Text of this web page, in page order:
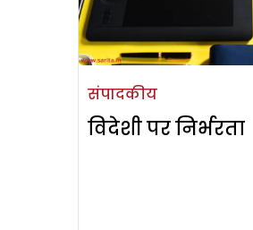
संपादकीय
विदेशी पर निर्भरता